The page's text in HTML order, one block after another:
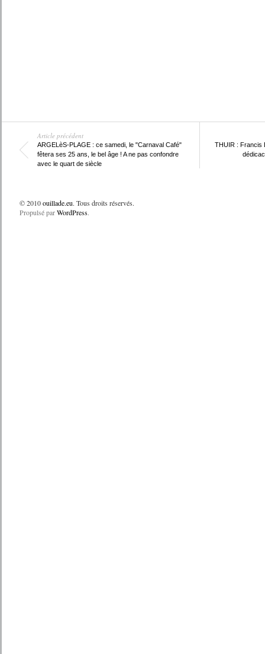
Article précédent
ARGELèS-PLAGE : ce samedi, le "Carnaval Café"
fêtera ses 25 ans, le bel âge ! A ne pas confondre
avec le quart de siècle
THUIR : Francis
© 2010ouillade.eu. Tous droits réservés.
Propulsé parWordPress.